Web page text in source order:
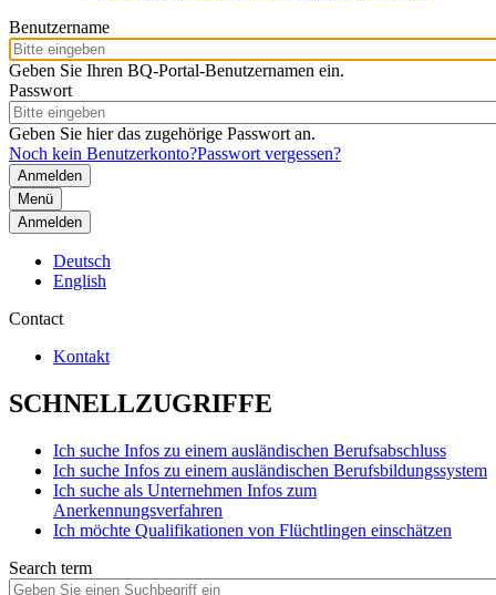
Benutzername
Geben Sie Ihren BQ-Portal-Benutzernamen ein.
Passwort
Geben Sie hier das zugehörige Passwort an.
Noch kein Benutzerkonto?Passwort vergessen?
Menü
Anmelden
Deutsch
English
Contact
Kontakt
SCHNELLZUGRIFFE
Ich suche Infos zu einem ausländischen Berufsabschluss
Ich suche Infos zu einem ausländischen Berufsbildungssystem
Ich suche als Unternehmen Infos zum
Anerkennungsverfahren
Ich möchte Qualifikationen von Flüchtlingen einschätzen
Search term